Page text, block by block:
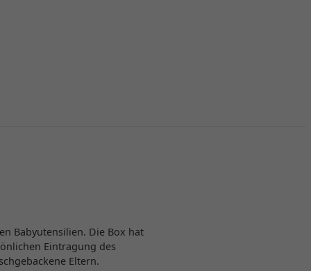
Babyutensilien. Die Box hat
Eintragung des
Eltern.